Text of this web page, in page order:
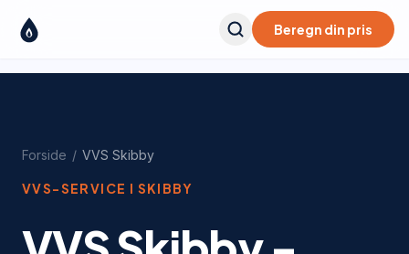
Beregn din pris
Forside / VVS Skibby
VVS-SERVICE I SKIBBY